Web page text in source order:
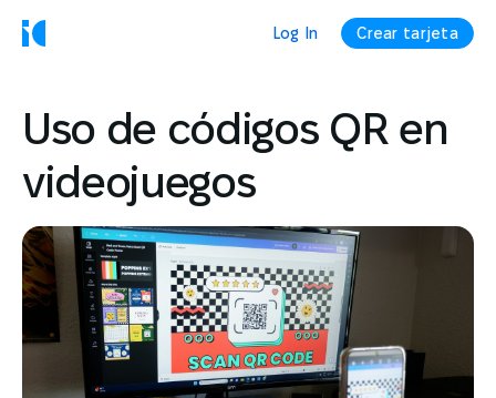
Log In Crear tarjeta
Uso de códigos QR en
videojuegos